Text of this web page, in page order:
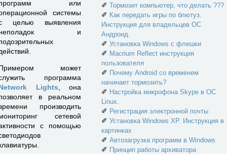
или
системы
целью выявления
и
может
программа
Lights , она
в реальном
производить
сетевой
с помощью
✐ Тормозит компьютер, что делать ???
✐ Как передать игры по блютуз.
Инструкция для владельцев ОС
Андроид.
✐ Установка Windows с флешки
✐ Macrium Reflect инструкция
пользователя
✐ Почему Android со временем
начинает тормозить?
✐ Настройка микрофона Skype в ОС
Linux.
✐ Регистрация электронной почты
✐ Установка Windows XP. Инструкция в
картинках
✐ Автозагрузка программ в Windows
✐ Принцип работы архиватора